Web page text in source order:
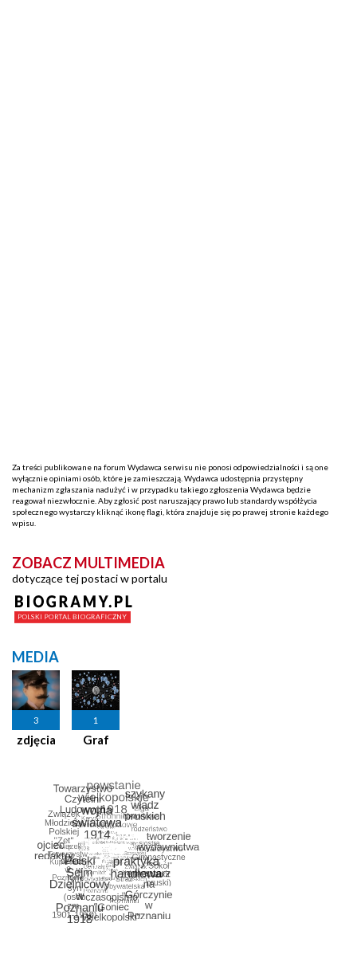
Za treści publikowane na forum Wydawca serwisu nie ponosi odpowiedzialności i są one
wyłącznie opiniami osób, które je zamieszczają. Wydawca udostępnia przystępny
mechanizm zgłaszania nadużyć i w przypadku takiego zgłoszenia Wydawca będzie
reagował niezwłocznie. Aby zgłosić post naruszający prawo lub standardy współżycia
społecznego wystarczy kliknąć ikonę flagi, która znajduje się po prawej stronie każdego
wpisu.
ZOBACZ MULTIMEDIA
dotyczące tej postaci w portalu
MEDIA
3
zdjęcia
1
Graf